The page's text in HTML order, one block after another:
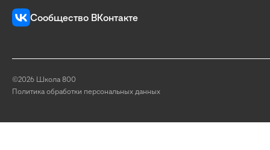
Сообщество ВКонтакте
©2026 Школа 800
Политика обработки персональных данных